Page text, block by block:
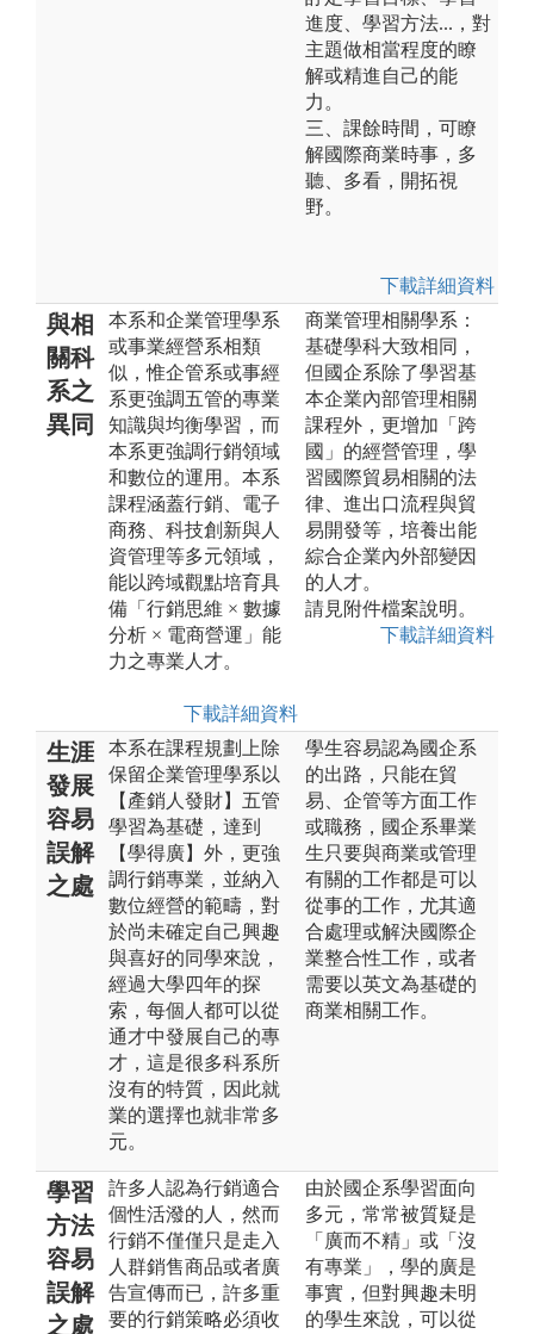
進度、學習方法...，對
主題做相當程度的瞭
解或精進自己的能
力。
三、課餘時間，可瞭
解國際商業時事，多
聽、多看，開拓視
野。
下載詳細資料
與相
關科
系之
異同
本系和企業管理學系
或事業經營系相類
似，惟企管系或事經
系更強調五管的專業
知識與均衡學習，而
本系更強調行銷領域
和數位的運用。本系
課程涵蓋行銷、電子
商務、科技創新與人
資管理等多元領域，
能以跨域觀點培育具
備「行銷思維 × 數據
分析 × 電商營運」能
力之專業人才。
下載詳細資料
商業管理相關學系：
基礎學科大致相同，
但國企系除了學習基
本企業內部管理相關
課程外，更增加「跨
國」的經營管理，學
習國際貿易相關的法
律、進出口流程與貿
易開發等，培養出能
綜合企業內外部變因
的人才。
請見附件檔案說明。
下載詳細資料
生涯
發展
容易
誤解
之處
本系在課程規劃上除
保留企業管理學系以
【產銷人發財】五管
學習為基礎，達到
【學得廣】外，更強
調行銷專業，並納入
數位經營的範疇，對
於尚未確定自己興趣
與喜好的同學來說，
經過大學四年的探
索，每個人都可以從
通才中發展自己的專
才，這是很多科系所
沒有的特質，因此就
業的選擇也就非常多
元。
學生容易認為國企系
的出路，只能在貿
易、企管等方面工作
或職務，國企系畢業
生只要與商業或管理
有關的工作都是可以
從事的工作，尤其適
合處理或解決國際企
業整合性工作，或者
需要以英文為基礎的
商業相關工作。
學習
方法
容易
誤解
之處
許多人認為行銷適合
個性活潑的人，然而
行銷不僅僅只是走入
人群銷售商品或者廣
告宣傳而已，許多重
要的行銷策略必須收
由於國企系學習面向
多元，常常被質疑是
「廣而不精」或「沒
有專業」，學的廣是
事實，但對興趣未明
的學生來說，可以從